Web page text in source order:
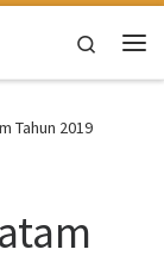
Search
Tahun 2019